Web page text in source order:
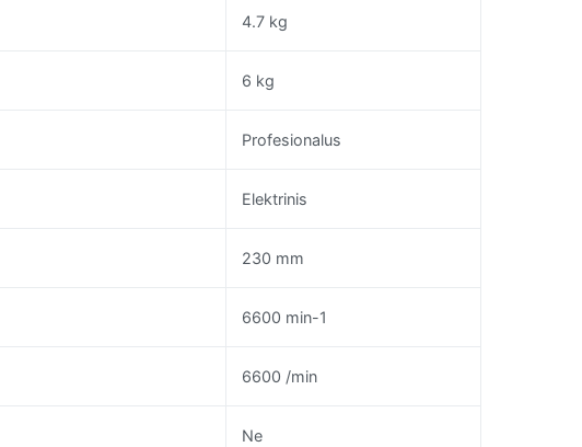
4.7 kg
6 kg
Profesionalus
Elektrinis
230 mm
6600 min-1
6600 /min
Ne